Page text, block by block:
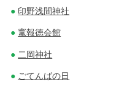
印野浅間神社
竃報徳会館
二岡神社
ごてんばの日